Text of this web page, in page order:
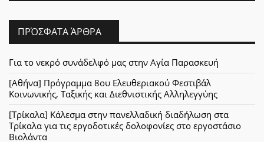
ΠΡΌΣΦΑΤΑ ΆΡΘΡΑ
Για το νεκρό συνάδελφό μας στην Αγία Παρασκευή
[Αθήνα] Πρόγραμμα 8ου Ελευθεριακού Φεστιβάλ
Κοινωνικής, Ταξικής και Διεθνιστικής Αλληλεγγύης
[Τρίκαλα] Κάλεσμα στην πανελλαδική διαδήλωση στα
Τρίκαλα για τις εργοδοτικές δολοφονίες στο εργοστάσιο
Βιολάντα